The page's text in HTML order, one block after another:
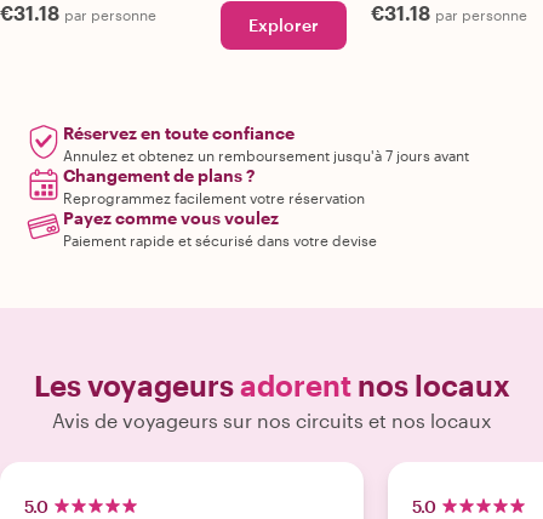
€31.18 par personne Explorer
€31.18 par personne
Réservez en toute confiance
Annulez et obtenez un remboursement jusqu'à 7 jours avant
Changement de plans ?
Reprogrammez facilement votre réservation
Payez comme vous voulez
Paiement rapide et sécurisé dans votre devise
Les voyageursadorentnos locaux
Avis de voyageurs sur nos circuits et nos locaux
5.0 5.0